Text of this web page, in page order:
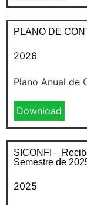
PLANO DE
2026
Plano Anual de
Download
SICONFI –
Semestre de
2025